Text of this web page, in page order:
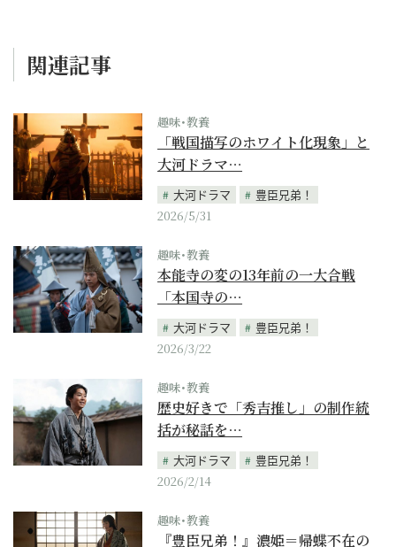
関連記事
趣味･教養
「戦国描写のホワイト化現象」と
大河ドラマ…
大河ドラマ
豊臣兄弟！
2026/5/31
趣味･教養
本能寺の変の13年前の一大合戦
「本国寺の…
大河ドラマ
豊臣兄弟！
2026/3/22
趣味･教養
歴史好きで「秀吉推し」の制作統
括が秘話を…
大河ドラマ
豊臣兄弟！
2026/2/14
趣味･教養
『豊臣兄弟！』濃姫＝帰蝶不在の